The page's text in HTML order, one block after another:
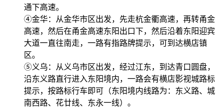
通下高速。
④金华：从金华市区出发，先走杭金衢高速，再转甬金
高速，然后在甬金高速东阳出口下，然后沿着东阳迎宾
大道一直往南走，一路有指路牌提示，可到达横店镇
区。
⑤义乌：从义乌市区出发，经过江东，到达青口圆盘，
沿东义路直行进入东阳境内，一路会有横店影视城路标
提示，按路标行车即可（东阳境内线路为：东义路、城
南西路、花廿线、东永一线）。